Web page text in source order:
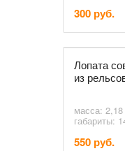
300 руб.
Лопата
из
масса: 2,18
габариты:
550 руб.